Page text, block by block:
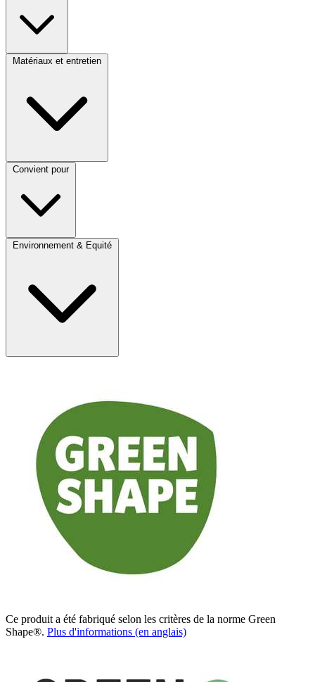
Matériaux et entretien
Convient pour
Environnement & Equité
Ce produit a été fabriqué selon les critères de la norme Green
Shape®. Plus d'informations (en anglais)